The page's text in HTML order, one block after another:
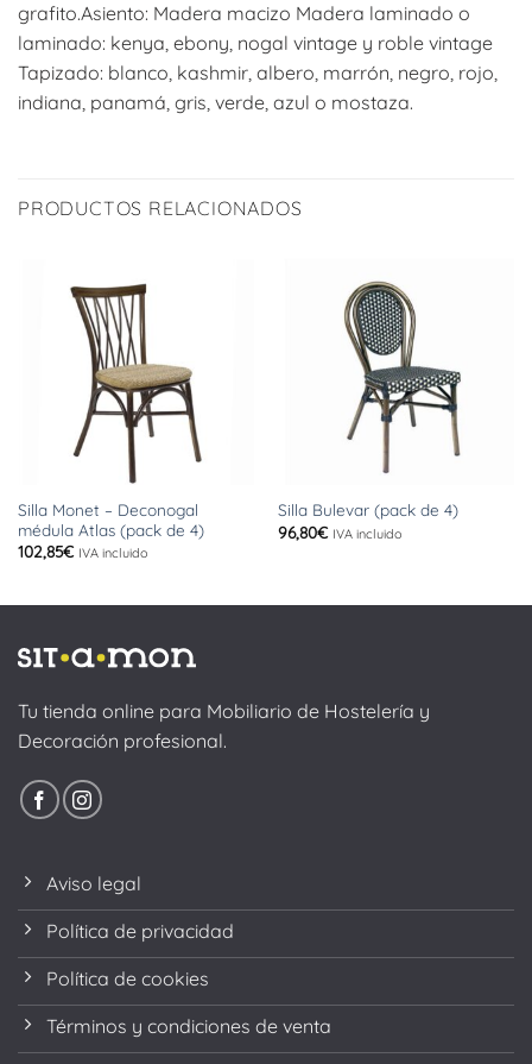
grafito.Asiento: Madera macizo Madera laminado o
laminado: kenya, ebony, nogal vintage y roble vintage
Tapizado: blanco, kashmir, albero, marrón, negro, rojo,
indiana, panamá, gris, verde, azul o mostaza.
PRODUCTOS RELACIONADOS
Silla Monet – Deconogal
médula Atlas (pack de 4)
102,85€ IVA incluido
Silla Bulevar (pack de 4)
96,80€ IVA incluido
Tu tienda online para Mobiliario de Hostelería y
Decoración profesional.
Aviso legal
Política de privacidad
Política de cookies
Términos y condiciones de venta